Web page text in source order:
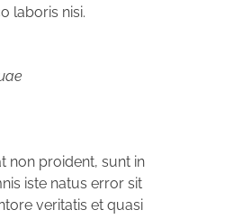
laboris nisi.
non proident, sunt in
iste natus error sit
veritatis et quasi